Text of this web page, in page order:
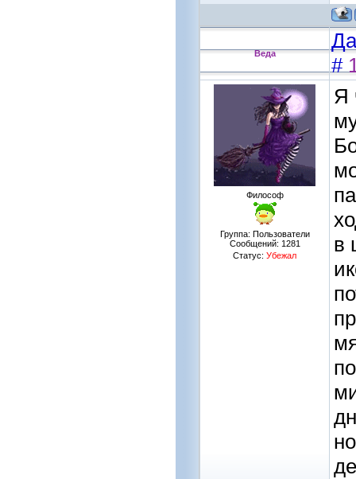
Веда
#
Философ
Группа: Пользователи
Сообщений: 1281
Статус: Убежал
Я
в